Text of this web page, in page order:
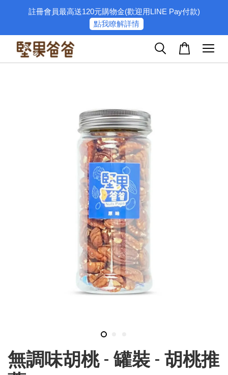
註冊會員最高送120元購物金(歡迎用LINE Pay付款)
點我瞭解詳情
無調味胡桃 - 罐裝 - 胡桃推